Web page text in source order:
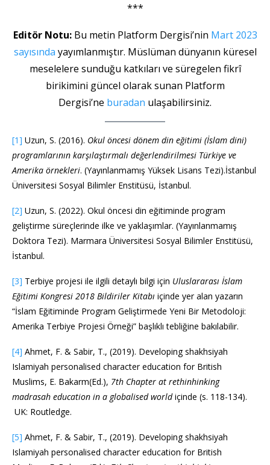
***
Editör Notu: Bu metin Platform Dergisi’nin Mart 2023
sayısında yayımlanmıştır. Müslüman dünyanın küresel
meselelere sunduğu katkıları ve süregelen fikrî
birikimini güncel olarak sunan Platform
Dergisi’ne buradan ulaşabilirsiniz.
[1] Uzun, S. (2016). Okul öncesi dönem din eğitimi (İslam dini)
programlarının karşılaştırmalı değerlendirilmesi Türkiye ve
Amerika örnekleri. (Yayınlanmamış Yüksek Lisans Tezi).İstanbul
Üniversitesi Sosyal Bilimler Enstitüsü, İstanbul.
[2] Uzun, S. (2022). Okul öncesi din eğitiminde program
geliştirme süreçlerinde ilke ve yaklaşımlar. (Yayınlanmamış
Doktora Tezi). Marmara Üniversitesi Sosyal Bilimler Enstitüsü,
İstanbul.
[3] Terbiye projesi ile ilgili detaylı bilgi için Uluslararası İslam
Eğitimi Kongresi 2018 Bildiriler Kitabı içinde yer alan yazarın
“İslam Eğitiminde Program Geliştirmede Yeni Bir Metodoloji:
Amerika Terbiye Projesi Örneği” başlıklı tebliğine bakılabilir.
[4] Ahmet, F. & Sabir, T., (2019). Developing shakhsiyah
Islamiyah personalised character education for British
Muslims, E. Bakarm(Ed.), 7th Chapter at rethinhinking
madrasah education in a globalised worldiçinde (s. 118-134).
UK: Routledge.
[5] Ahmet, F. & Sabir, T., (2019). Developing shakhsiyah
Islamiyah personalised character education for British